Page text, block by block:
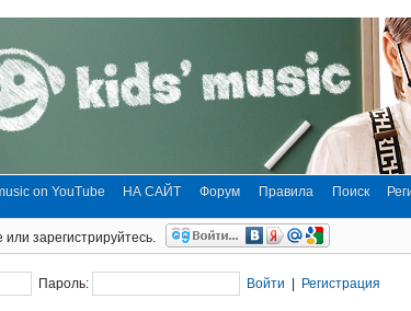
НА САЙТ Форум Правила Поиск
зарегистрируйтесь.
Пароль: Войти | Регистрация